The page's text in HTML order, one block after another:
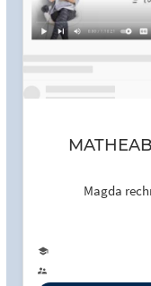
Magda